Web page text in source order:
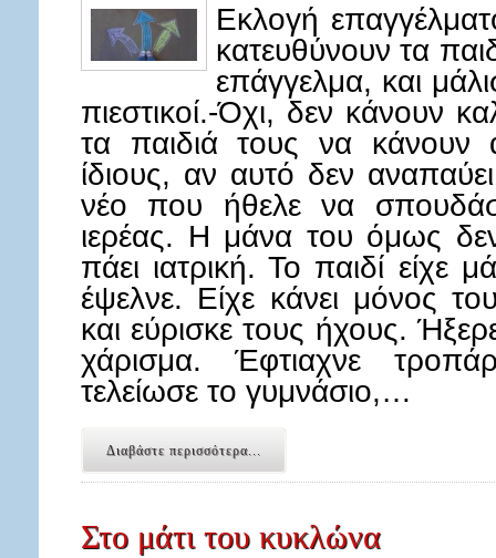
Εκλογή
κατευθύνουν τα
επάγγελμα, και
πιεστικοί.-Όχι, δεν κάνουν
τα παιδιά τους να κάνουν
ίδιους, αν αυτό δεν
νέο που ήθελε να
ιερέας. Η μάνα του όμως
πάει ιατρική. Το παιδί είχε
έψελνε. Είχε κάνει μόνος
και εύρισκε τους ήχους.
χάρισμα. Έφτιαχνε
τελείωσε το γυμνάσιο,…
Διαβάστε περισσότερα...
Στο μάτι του κυκλώνα